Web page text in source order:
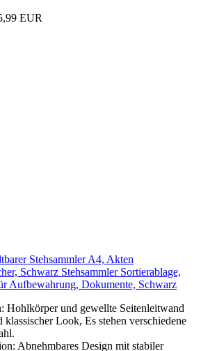
EUR
Stehsammler A4, Akten
Schwarz Stehsammler Sortierablage,
Aufbewahrung, Dokumente, Schwarz
Hohlkörper und gewellte Seitenleitwand
klassischer Look, Es stehen verschiedene
Abnehmbares Design mit stabiler